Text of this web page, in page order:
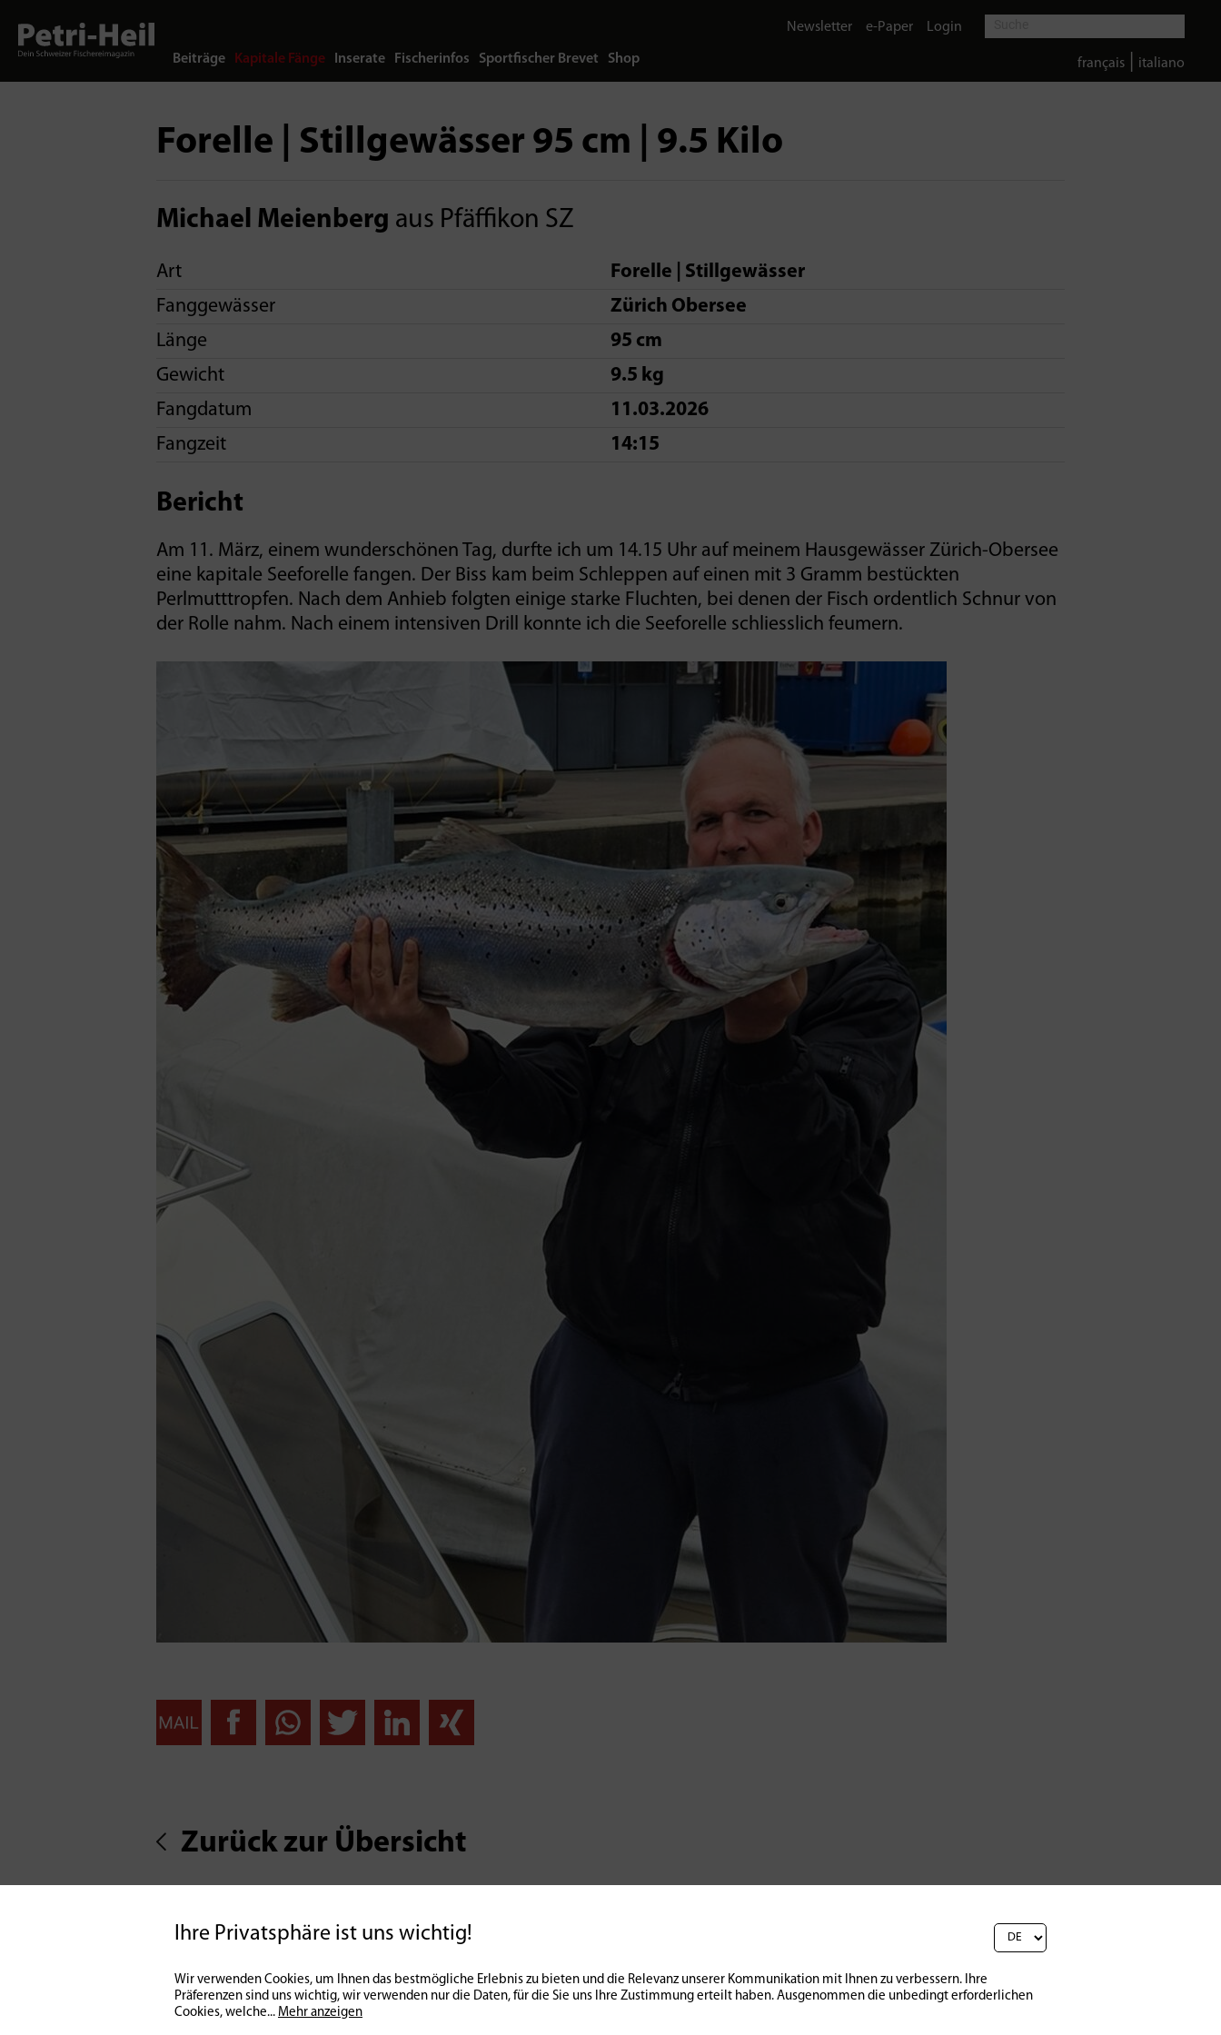
Beiträge Kapitale Fänge Inserate Fischerinfos Sportfischer Brevet Shop
Newsletter e-Paper Login
français italiano
Forelle | Stillgewässer 95 cm | 9.5 Kilo
Michael Meienberg aus Pfäffikon SZ
Art
Forelle | Stillgewässer
Fanggewässer
Zürich Obersee
Länge
95 cm
Gewicht
9.5 kg
Fangdatum
11.03.2026
Fangzeit
14:15
Bericht
Am 11. März, einem wunderschönen Tag, durfte ich um 14.15 Uhr auf meinem Hausgewässer Zürich-Obersee
eine kapitale Seeforelle fangen. Der Biss kam beim Schleppen auf einen mit 3 Gramm bestückten
Perlmutttropfen. Nach dem Anhieb folgten einige starke Fluchten, bei denen der Fisch ordentlich Schnur von
der Rolle nahm. Nach einem intensiven Drill konnte ich die Seeforelle schliesslich feumern.
Zurück zur Übersicht
Ihre Privatsphäre ist uns wichtig!
Wir verwenden Cookies, um Ihnen das bestmögliche Erlebnis zu bieten und die Relevanz unserer Kommunikation mit Ihnen zu verbessern. Ihre
Präferenzen sind uns wichtig, wir verwenden nur die Daten, für die Sie uns Ihre Zustimmung erteilt haben. Ausgenommen die unbedingt erforderlichen
Cookies, welche... Mehr anzeigen